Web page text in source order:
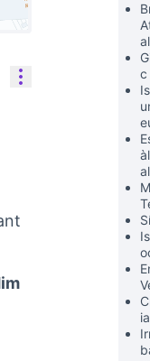
Controls de
c